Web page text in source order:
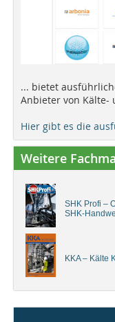
... bietet
Anbieter von Kälte-
Hier gibt es die
Weitere
SHK Profi –
SHK-
KKA – Kälte